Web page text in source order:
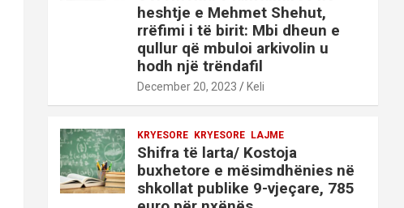
heshtje e Mehmet Shehut,
rrëfimi i të birit: Mbi dheun e
qullur që mbuloi arkivolin u
hodh një trëndafil
December 20, 2023 Keli
KRYESORE KRYESORE LAJME
Shifra të larta/ Kostoja
buxhetore e mësimdhënies në
shkollat publike 9-vjeçare, 785